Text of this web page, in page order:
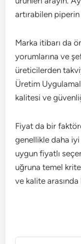
artırabilen piperin
Marka itibarı da
yorumlarına ve
üreticilerden
Üretim
kalitesi ve
Fiyat da bir
genellikle daha
uygun fiyatlı
uğruna temel
ve kalite